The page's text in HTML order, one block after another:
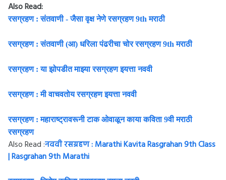
Also Read:
रसग्रहण : संतवाणी - जैसा वृक्ष नेणे रसग्रहण 9th मराठी
रसग्रहण : संतवाणी (आ) धरिला पंढरीचा चोर रसग्रहण 9th मराठी
रसग्रहण : या झोपडीत माझ्या रसग्रहण इयत्ता नववी
रसग्रहण : मी वाचवतोय रसग्रहण इयत्ता नववी
रसग्रहण : महाराष्ट्रावरूनी टाक ओवाळून काया कविता 9वी मराठी
रसग्रहण
Also Read :नववी रसग्रहण : Marathi Kavita Rasgrahan 9th Class
| Rasgrahan 9th Marathi